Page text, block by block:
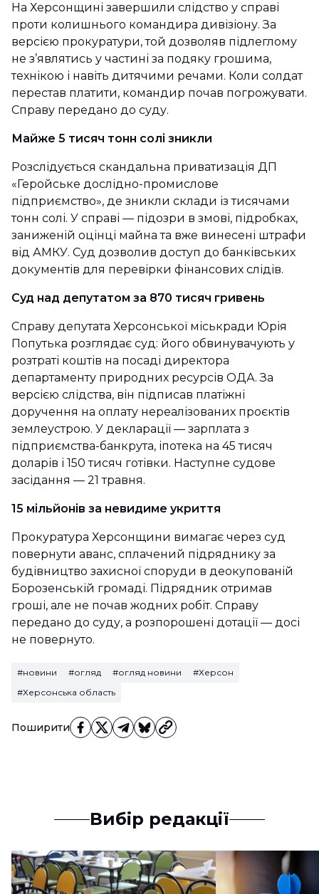
Поширити
На Херсонщині завершили слідство у справі
проти колишнього командира дивізіону. За
версією прокуратури, той дозволяв підлеглому
не з’являтись у частині за подяку грошима,
технікою і навіть дитячими речами. Коли солдат
перестав платити, командир почав погрожувати.
Справу передано до суду.
Майже 5 тисяч тонн солі зникли
Розслідується скандальна приватизація ДП
«Геройське дослідно-промислове
підприємство», де зникли склади із тисячами
тонн солі. У справі — підозри в змові, підробках,
заниженій оцінці майна та вже винесені штрафи
від АМКУ. Суд дозволив доступ до банківських
документів для перевірки фінансових слідів.
Суд над депутатом за 870 тисяч гривень
Справу депутата Херсонської міськради Юрія
Попутька розглядає суд: його обвинувачують у
розтраті коштів на посаді директора
департаменту природних ресурсів ОДА. За
версією слідства, він підписав платіжні
доручення на оплату нереалізованих проєктів
землеустрою. У декларації — зарплата з
підприємства-банкрута, іпотека на 45 тисяч
доларів і 150 тисяч готівки. Наступне судове
засідання — 21 травня.
15 мільйонів за невидиме укриття
Прокуратура Херсонщини вимагає через суд
повернути аванс, сплачений підряднику за
будівництво захисної споруди в деокупованій
Борозенській громаді. Підрядник отримав
гроші, але не почав жодних робіт. Справу
передано до суду, а розпорошені дотації — досі
не повернуто.
#новини #огляд #огляд новини
#Херсон
#Херсонська область
Вибір редакції